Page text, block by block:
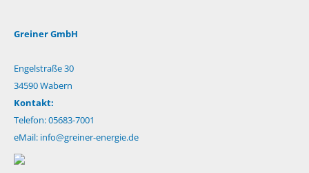
Greiner GmbH
Engelstraße 30
34590 Wabern
Kontakt:
Telefon: 05683-7001
eMail: info@greiner-energie.de